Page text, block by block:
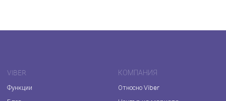
VIBER
Функции
КОМПАНИЯ
Относно Viber